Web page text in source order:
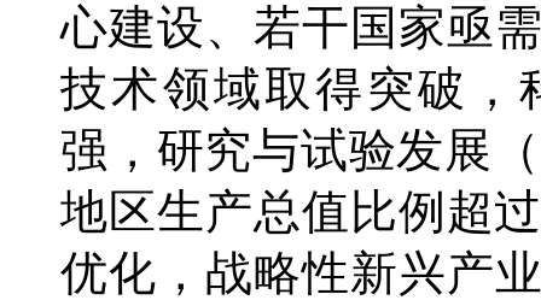
心建设、若干国家亟
技术领域取得突破，
强，研究与试验发展
地区生产总值比例超
优化，战略性新兴产